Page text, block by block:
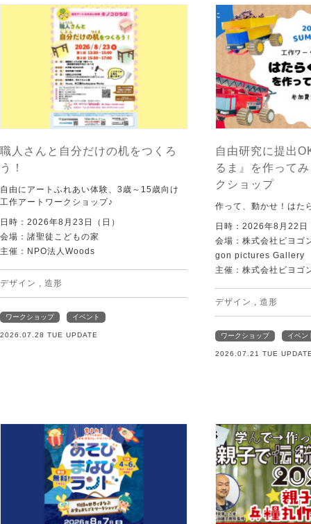
職人さんと自分だけの机をつくろ
う！
自由にアートふれあい体験、3歳～15歳向け
工作アートワークショップ♪
日時：2026年8月23日（日）
会場：諸聖徒こどもの家
主催：NPO法人Woods
デザイン , 造形
ワークショップ イベント
2026.07.28 TUE UPDATE
自由研究に提出
るま』を作って
クショップ
作って、動かせ！はた
日時：2026年8月22日
会場：株式会社ビヨ
gon pictures Gallery
主催：株式会社ビヨゴ
デザイン , 造形
ワークショップ イベン
2026.07.21 TUE